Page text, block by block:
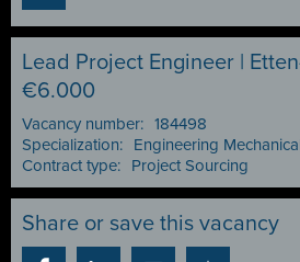
Lead Project Engineer |
€6.000
Vacancy number: 184498
Specialization:
Engineering
Contract type:
Project Sourcing
Share or save this vacancy